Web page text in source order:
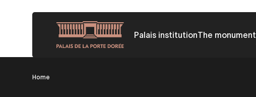
content
Palais institutionThe monument
Breadcrumb
Home